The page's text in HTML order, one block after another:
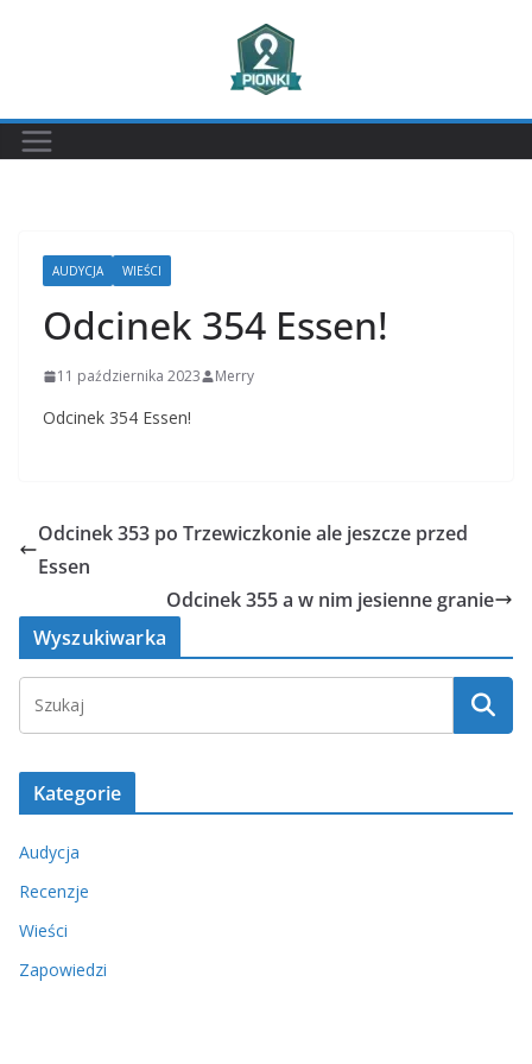
AUDYCJA WIEŚCI
Odcinek 354 Essen!
11 października 2023 Merry
Odcinek 354 Essen!
Odcinek 353 po Trzewiczkonie ale jeszcze przed
Essen
Odcinek 355 a w nim jesienne granie
Wyszukiwarka
Kategorie
Audycja
Recenzje
Wieści
Zapowiedzi